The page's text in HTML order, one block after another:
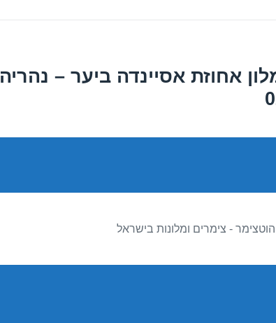
אחוזת אסיינדה ביער – נהריה
הוטצימר - צימרים ומלונות בישראל